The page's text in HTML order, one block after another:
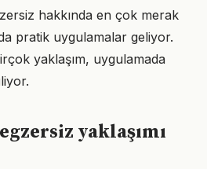
hakkında en çok merak
pratik uygulamalar geliyor.
yaklaşım, uygulamada
yaklaşımı